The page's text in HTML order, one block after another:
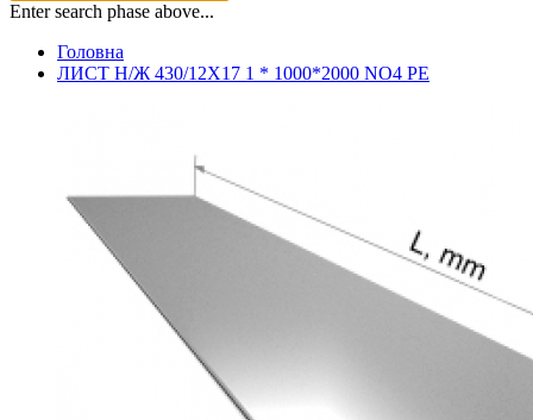
Enter search phase above...
Головна
ЛИСТ Н/Ж 430/12Х17 1 * 1000*2000 NO4 PE